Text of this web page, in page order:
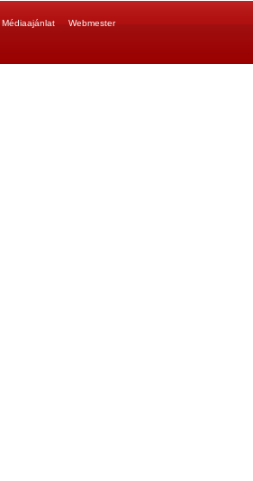
Médiaajánlat Webmester